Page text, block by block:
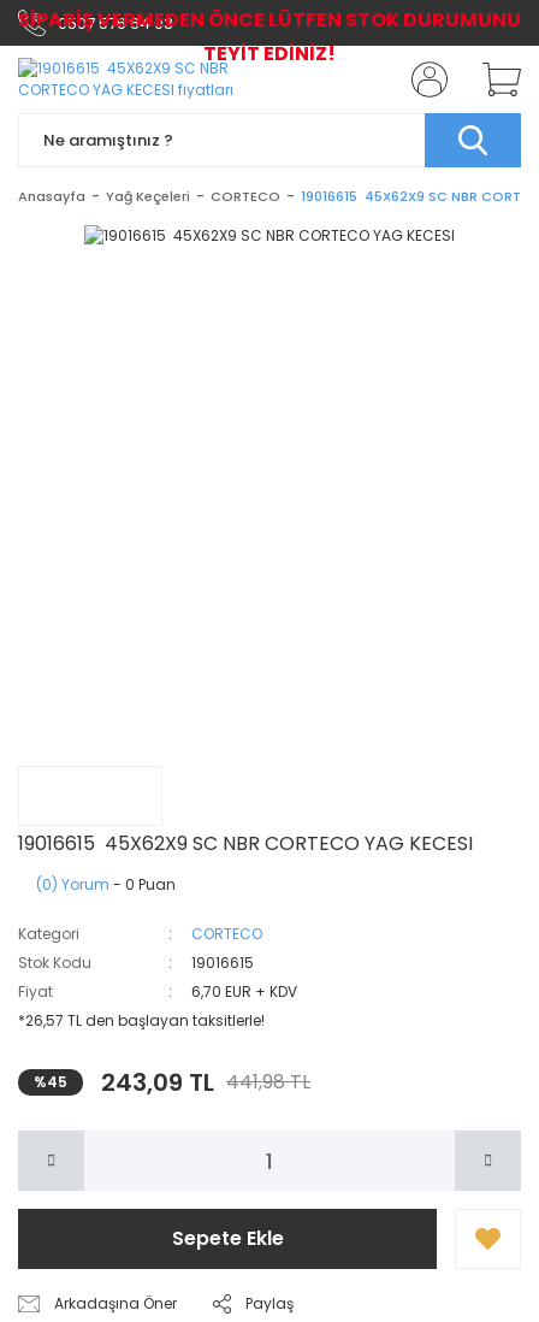
0507 576 64 03
Anasayfa Yağ Keçeleri CORTECO 19016615 45X62X9 SC NBR
19016615 45X62X9 SC NBR CORTECO YAG KECESI
(0) Yorum - 0 Puan
Kategori
CORTECO
Stok Kodu
19016615
Fiyat
6,70 EUR + KDV
*26,57 TL den başlayan taksitlerle!
%45 243,09 TL 441,98 TL
Sepete Ekle
Arkadaşına Öner Paylaş
SİPARİŞ VERMEDEN ÖNCE LÜTFEN STOK DURUMUNU
TEYİT EDİNİZ!